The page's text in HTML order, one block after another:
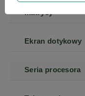
Powłoka
matrycy
Ekran dotykowy
Seria procesora